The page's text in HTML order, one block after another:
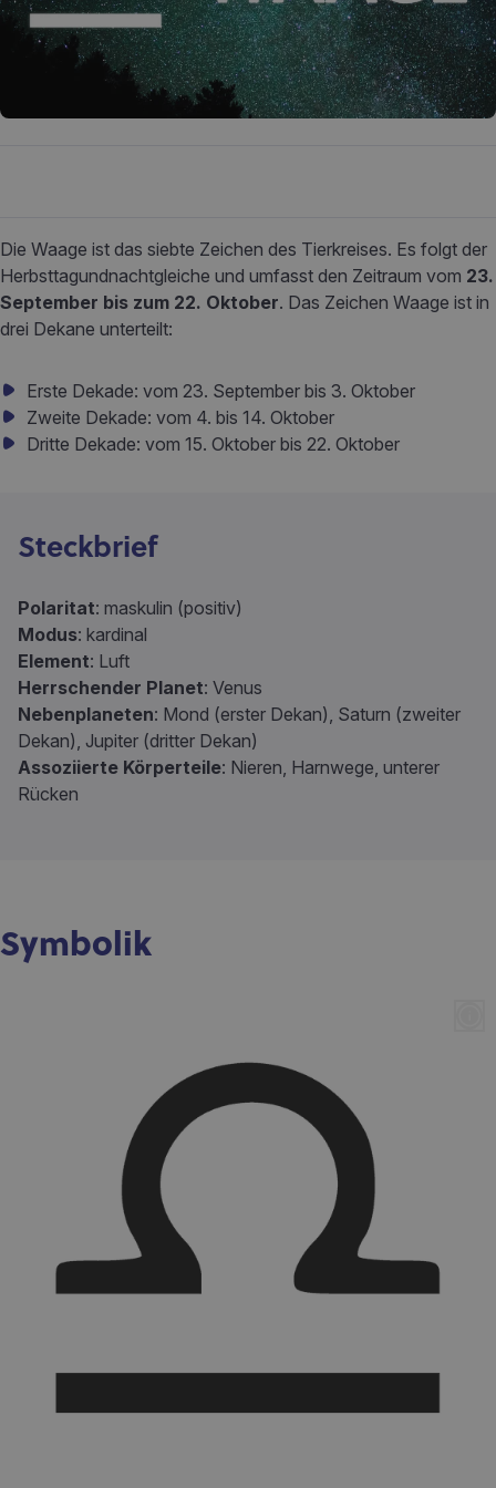
Die Waage ist das siebte Zeichen des Tierkreises. Es folgt der
Herbsttagundnachtgleiche und umfasst den Zeitraum vom 23.
September bis zum 22. Oktober. Das Zeichen Waage ist in
drei Dekane unterteilt:
Erste Dekade: vom 23. September bis 3. Oktober
Zweite Dekade: vom 4. bis 14. Oktober
Dritte Dekade: vom 15. Oktober bis 22. Oktober
Steckbrief
Polaritat: maskulin (positiv)
Modus: kardinal
Element: Luft
Herrschender Planet: Venus
Nebenplaneten: Mond (erster Dekan), Saturn (zweiter
Dekan), Jupiter (dritter Dekan)
Assoziierte Körperteile: Nieren, Harnwege, unterer
Rücken
Symbolik